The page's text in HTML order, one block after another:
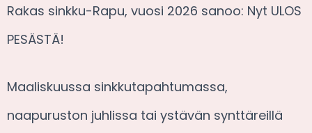
Rakas sinkku-Rapu, vuosi 2026 sanoo: Nyt ULOS
PESÄSTÄ!
Maaliskuussa sinkkutapahtumassa,
naapuruston juhlissa tai ystävän synttäreillä